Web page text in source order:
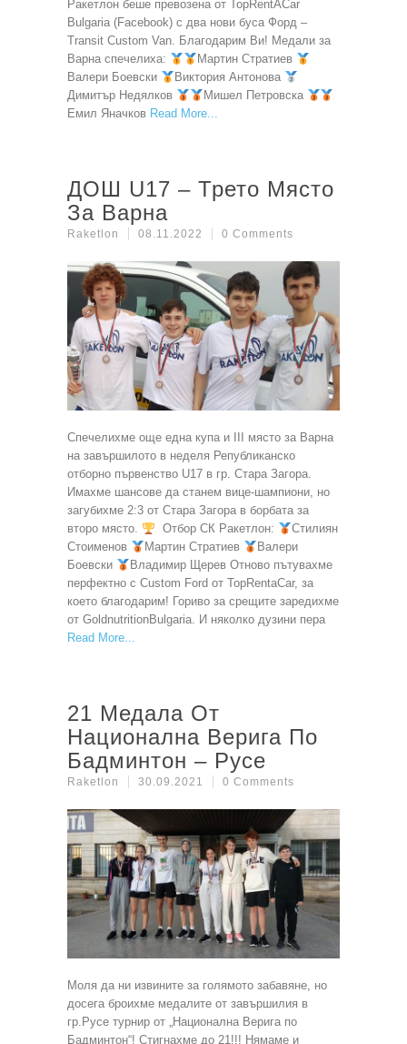
Ракетлон беше превозена от TopRentACar
Bulgaria (Facebook) с два нови буса Форд –
Transit Custom Van. Благодарим Ви! Медали за
Варна спечелиха:
Мартин Стратиев
Валери Боевски
Виктория Антонова
Димитър Недялков
Мишел Петровска
Емил Яначков Read More
ДОШ U17 – Трето Място
За Варна
Raketlon 08.11.2022 0 Comments
Спечелихме още една купа и III място за Варна
на завършилото в неделя Републиканско
отборно първенство U17 в гр. Стара Загора.
Имахме шансове да станем вице-шампиони, но
загубихме 2:3 от Стара Загора в борбата за
второ място.
Отбор СК Ракетлон:
Стилиян
Стоименов
Мартин Стратиев
Валери
Боевски
Владимир Щерев Отново пътувахме
перфектно с Custom Ford от TopRentaCar, за
което благодарим! Гориво за срещите заредихме
от GoldnutritionBulgaria. И няколко дузини пера
Read More
21 Медала От
Национална Верига По
Бадминтон – Русе
Raketlon 30.09.2021 0 Comments
Моля да ни извините за голямото забавяне, но
досега броихме медалите от завършилия в
гр.Русе турнир от „Национална Верига по
Бадминтон“! Стигнахме до 21!!! Нямаме и